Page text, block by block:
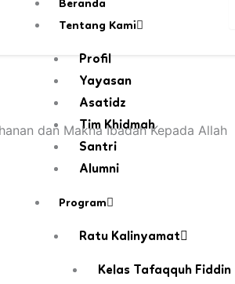
Beranda
Tentang Kami
Profil
Yayasan
Asatidz
Tim Khidmah
Santri
Alumni
Program
Ratu Kalinyamat
Kelas Tafaqquh Fiddin
dan Makna Ibadah Kepada Allah